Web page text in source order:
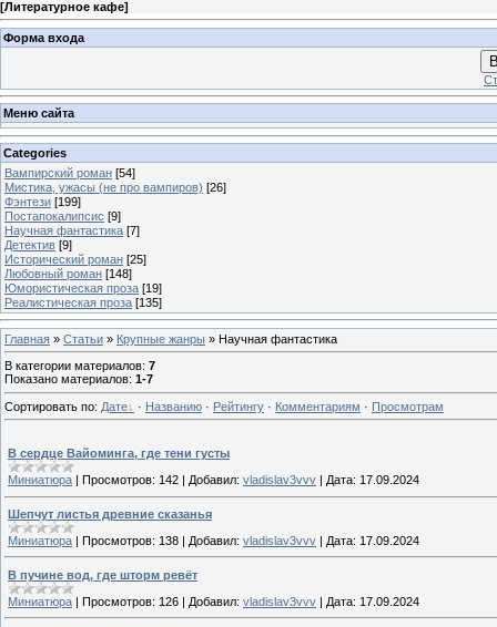
[Литературное кафе]
Форма входа
Меню сайта
Categories
Вампирский роман [54]
Мистика, ужасы (не про вампиров) [26]
Фэнтези [199]
Постапокалипсис [9]
Научная фантастика [7]
Детектив [9]
Исторический роман [25]
Любовный роман [148]
Юмористическая проза [19]
Реалистическая проза [135]
Главная » Статьи » Крупные жанры » Научная фантастика
В категории материалов: 7
Показано материалов: 1-7
Сортировать по: Дате · Названию · Рейтингу · Комментариям · Просмотрам
В сердце Вайоминга, где тени густы
Миниатюра
Просмотров: 142 Добавил: vladislav3vvv Дата: 17.09.2024
Шепчут листья древние сказанья
Миниатюра | Просмотров: 138 | Добавил: vladislav3vvv | Дата: 17.09.2024
В пучине вод, где шторм ревёт
Миниатюра | Просмотров: 126 | Добавил: vladislav3vvv | Дата: 17.09.2024